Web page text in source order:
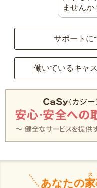
ませんか
サポートに
働いているキャ
あなたの